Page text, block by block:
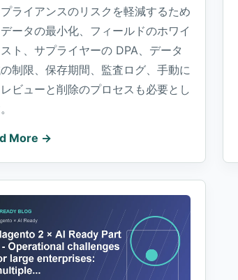
ライアンスのリスクを軽減するため
ータの最小化、フィールドのホワイ
スト、サプライヤーの DPA、データ
制限、保存期間、監査ログ、手動に
ビューと削除のプロセスも必要とし
More →